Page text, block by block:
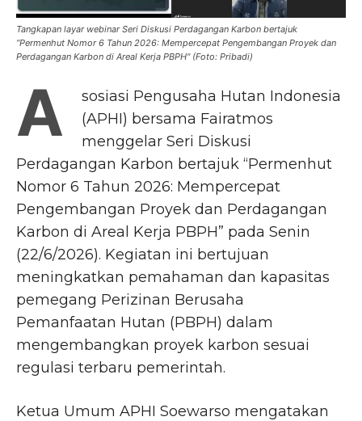
Tangkapan layar webinar Seri Diskusi Perdagangan Karbon bertajuk
“Permenhut Nomor 6 Tahun 2026: Mempercepat Pengembangan Proyek dan
Perdagangan Karbon di Areal Kerja PBPH" (Foto: Pribadi)
A
sosiasi Pengusaha Hutan Indonesia
(APHI) bersama Fairatmos
menggelar Seri Diskusi
Perdagangan Karbon bertajuk “Permenhut
Nomor 6 Tahun 2026: Mempercepat
Pengembangan Proyek dan Perdagangan
Karbon di Areal Kerja PBPH” pada Senin
(22/6/2026). Kegiatan ini bertujuan
meningkatkan pemahaman dan kapasitas
pemegang Perizinan Berusaha
Pemanfaatan Hutan (PBPH) dalam
mengembangkan proyek karbon sesuai
regulasi terbaru pemerintah.
Ketua Umum APHI Soewarso mengatakan